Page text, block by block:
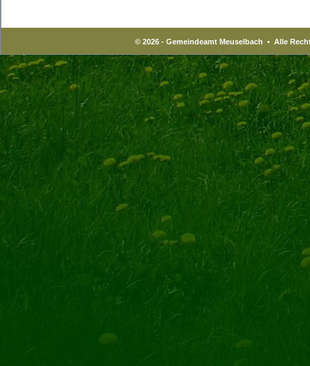
© 2026 - Gemeindeamt Meuselbach • Alle